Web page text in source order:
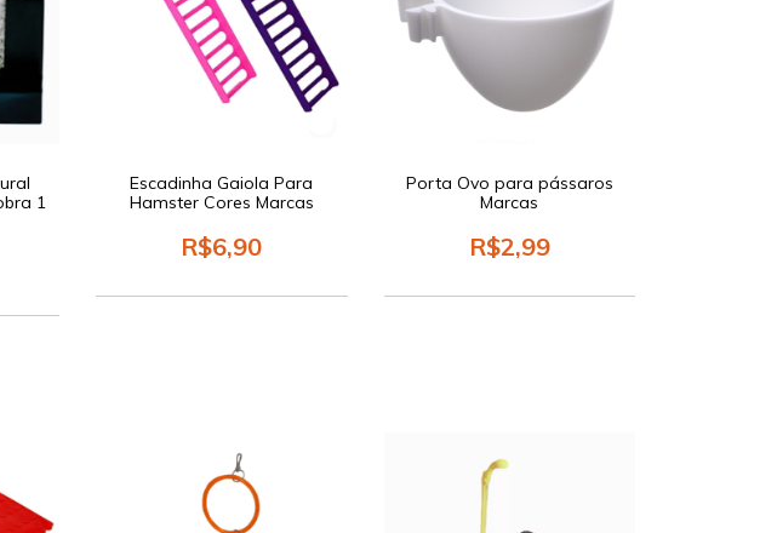
1
Escadinha Gaiola Para
Hamster Cores Marcas
R$6,90
Porta Ovo para pássaros
Marcas
R$2,99